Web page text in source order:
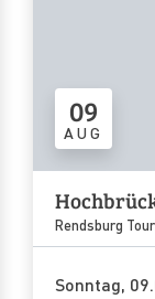
09
AUG
Rendsburg
Sonntag,